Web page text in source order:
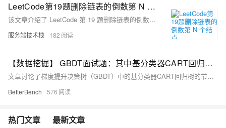
LeetCode第19题删除链表的倒数第 N 个结点
该文章介绍了 LeetCode 第 19 题删除链表的倒数第 N 个结点的解法，通过使用快慢双指针，先将快指针移动 n 步，然后快慢指针一起遍历，直到快指针到达链尾，从而找到倒数第 N 个结点的前一个结点进行删除，同时总结了快慢指针可减少链表遍历次数的特点。
服务端技术栈 182
【数据挖掘】 GBDT面试题：其中基分类器CART回归树，节点的分裂标准是什么？与RF的区别？与XGB的区别？
文章讨论了梯度提升决策树（GBDT）中的基分类器CART回归树的节点分裂标准，并比较了GBDT与随机森林（RF）和XGBoost（XGB）的区别，包括集成学习方式、偏差-方差权衡、样本使用、并行性、最终结果融合、数据敏感性以及泛化能力等方面的不同。
BetterBench 576
热门文章 最新文章